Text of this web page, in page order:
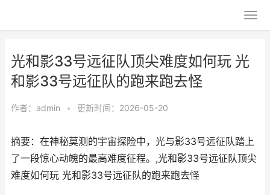
光和影33号远征队顶尖难度如何玩 光
和影33号远征队的跑来跑去怪
作者： admin • 更新时间：2026-05-20
摘要：在神秘莫测的宇宙探险中，光与影33号远征队踏上
了一段惊心动魄的最高难度征程。,光和影33号远征队顶尖
难度如何玩 光和影33号远征队的跑来跑去怪